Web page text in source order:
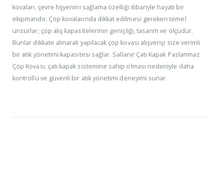
kovaları, çevre hijyenini sağlama özelliği itibariyle hayati bir
ekipmandır. Çöp kovalarında dikkat edilmesi gereken temel
unsurlar; çöp alış kapasitelerinin genişliği, tasarım ve ölçüdür.
Bunlar dikkate alınarak yapılacak çöp kovası alışverişi size verimli
bir atık yönetimi kapasitesi sağlar. Sallanır Çatı Kapak Paslanmaz
Çöp Kovası, çatı kapak sistemine sahip olması nedeniyle daha
kontrollü ve güvenli bir atık yönetimi deneyimi sunar.